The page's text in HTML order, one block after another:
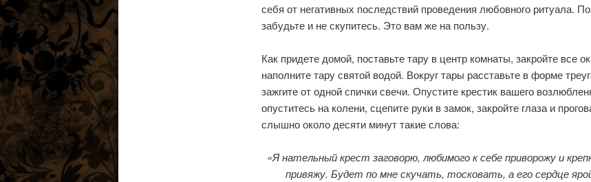
себя от негативных последствий проведения любовного ритуала.
забудьте и не скупитесь. Это вам же на пользу.
Как придете домой, поставьте тару в центр комнаты, закройте все
наполните тару святой водой. Вокруг тары расставьте в форме
зажгите от одной спички свечи. Опустите крестик вашего
опуститесь на колени, сцепите руки в замок, закройте глаза и
слышно около десяти минут такие слова:
«Я нательный крест заговорю, любимого к себе приворожу и
привяжу. Будет по мне скучать, тосковать, а его сердце